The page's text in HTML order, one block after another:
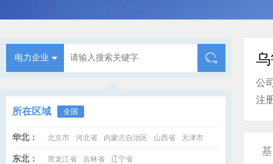
电力企业
所在区域 全国
华北： 北京市 河北省 内蒙古自治区 山西省 天津市
东北： 黑龙江省 吉林省 辽宁省
公
注